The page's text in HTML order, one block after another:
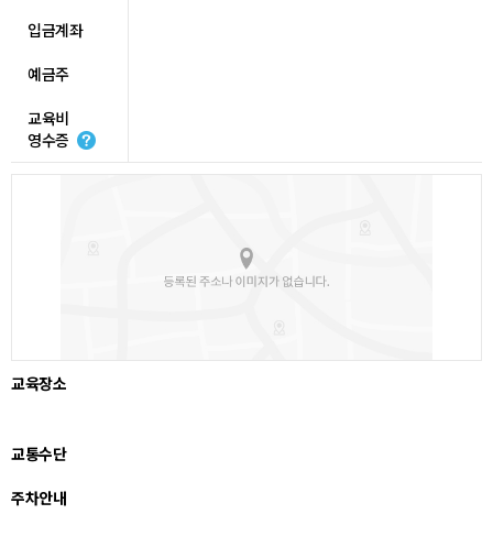
입금계좌
예금주
교육비
영수증
교육장소
교통수단
주차안내